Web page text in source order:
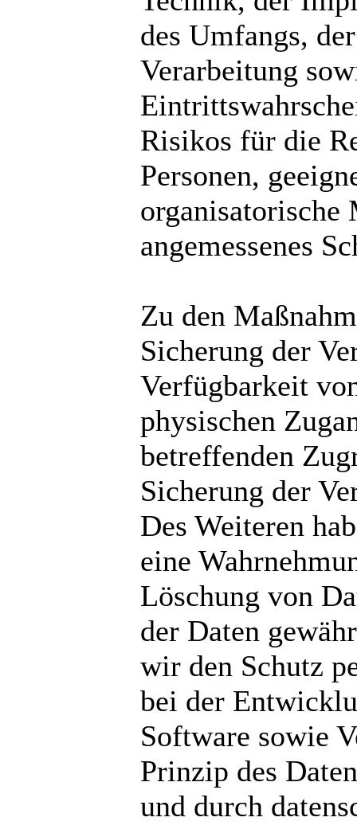
des Umfangs,
Verarbeitung
Risikos für die
Personen,
organisatorische
angemessenes
Zu den
Sicherung der
Verfügbarkeit
physischen
betreffenden
Sicherung der
Des Weiteren
eine
Löschung von
der Daten
wir den Schutz
bei der
Software sowie
Prinzip des
und durch